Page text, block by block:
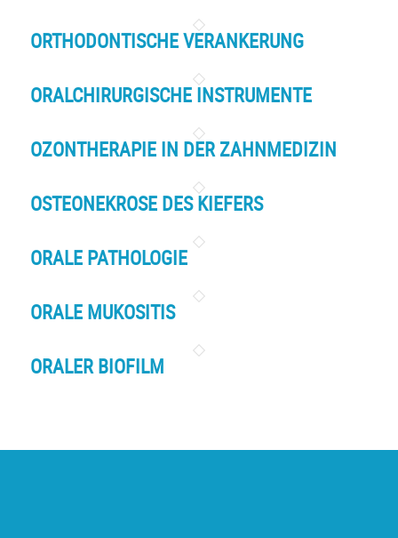
ORTHODONTISCHE VERANKERUNG
ORALCHIRURGISCHE INSTRUMENTE
OZONTHERAPIE IN DER ZAHNMEDIZIN
OSTEONEKROSE DES KIEFERS
ORALE PATHOLOGIE
ORALE MUKOSITIS
ORALER BIOFILM